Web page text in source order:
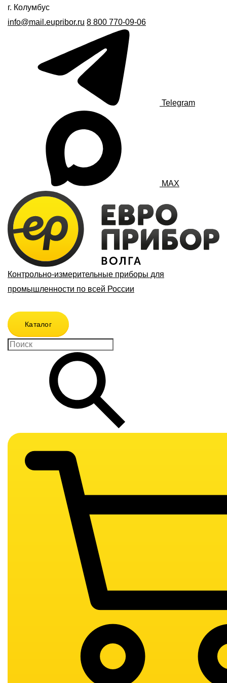
г. Колумбус
info@mail.eupribor.ru 8 800 770-09-06
Telegram
MAX
Контрольно-измерительные приборы для
промышленности по всей России
Каталог